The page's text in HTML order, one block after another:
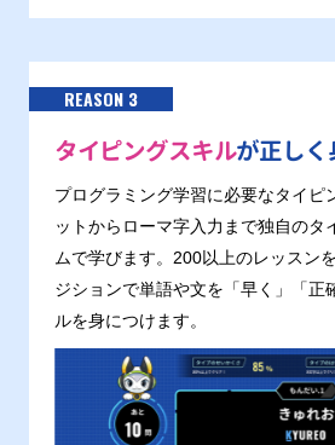
REASON 3
タイピングスキルが正しく
プログラミング学習に必要なタイピ
ットからローマ字入力まで独自のタ
ムで学びます。200以上のレッスン
ジションで単語や文を「早く」「正
ルを身につけます。